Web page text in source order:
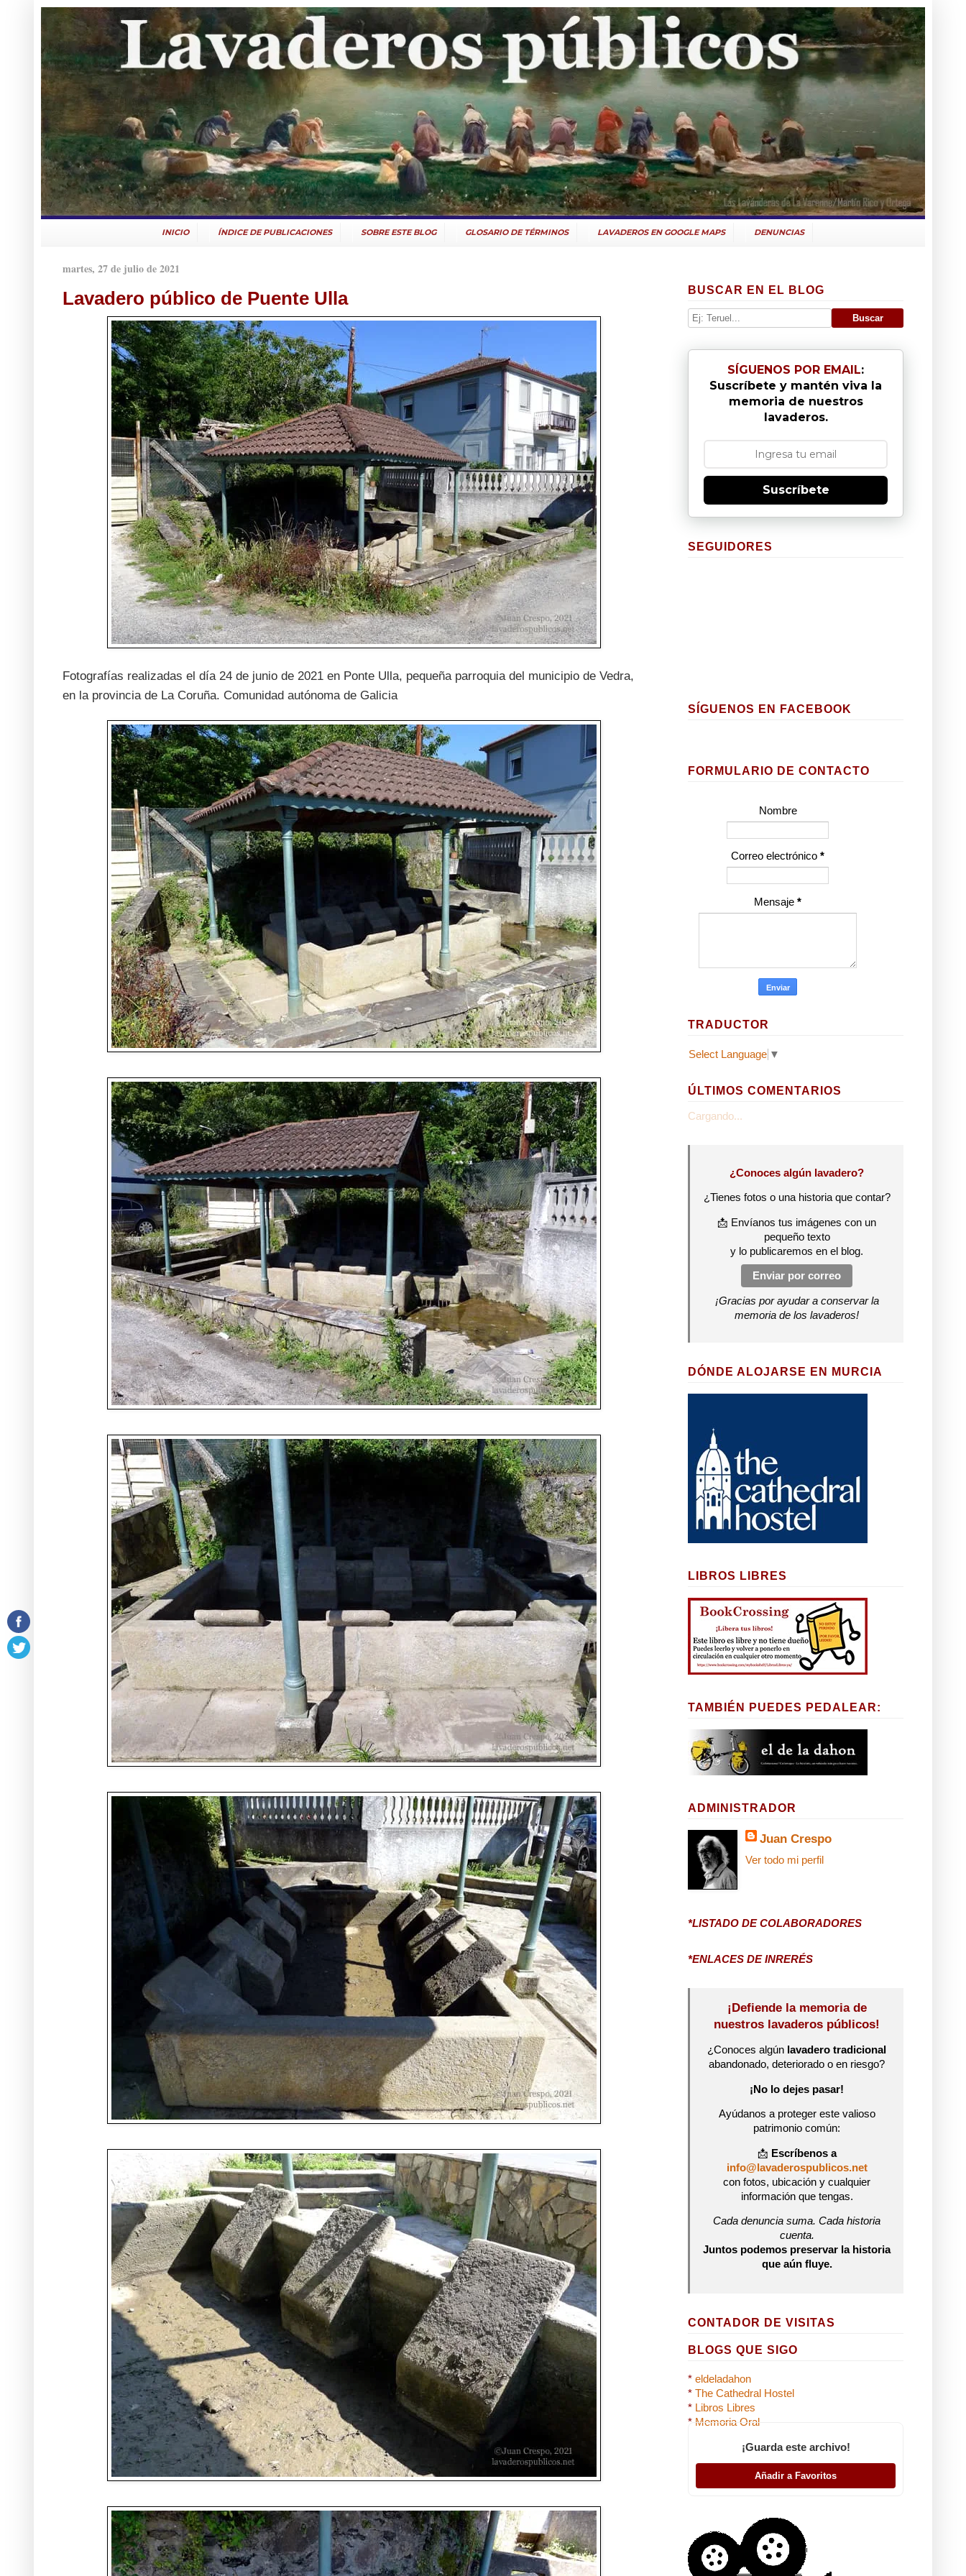
INICIO ÍNDICE DE PUBLICACIONES SOBRE ESTE BLOG GLOSARIO DE TÉRMINOS LAVADEROS EN GOOGLE MAPS DENUNCIAS
martes, 27 de julio de 2021
Lavadero público de Puente Ulla
Fotografías realizadas el día 24 de junio de 2021 en Ponte Ulla, pequeña parroquia del municipio de Vedra,
en la provincia de La Coruña. Comunidad autónoma de Galicia
BUSCAR EN EL BLOG
SÍGUENOS POR EMAIL:
Suscríbete y mantén viva la
memoria de nuestros
lavaderos.
Suscríbete
SEGUIDORES
SÍGUENOS EN FACEBOOK
FORMULARIO DE CONTACTO
Nombre
Correo electrónico *
Mensaje *
TRADUCTOR
Select Language ▼
ÚLTIMOS COMENTARIOS
Cargando...
¿Conoces algún lavadero?
¿Tienes fotos o una historia que contar?
📩 Envíanos tus imágenes con un
pequeño texto
y lo publicaremos en el blog.
Enviar por correo
¡Gracias por ayudar a conservar la
memoria de los lavaderos!
DÓNDE ALOJARSE EN MURCIA
LIBROS LIBRES
TAMBIÉN PUEDES PEDALEAR:
ADMINISTRADOR
Juan Crespo
Ver todo mi perfil
*LISTADO DE COLABORADORES
*ENLACES DE INRERÉS
¡Defiende la memoria de
nuestros lavaderos públicos!
¿Conoces algún lavadero tradicional
abandonado, deteriorado o en riesgo?
¡No lo dejes pasar!
Ayúdanos a proteger este valioso
patrimonio común:
📩 Escríbenos a
info@lavaderospublicos.net
con fotos, ubicación y cualquier
información que tengas.
Cada denuncia suma. Cada historia
cuenta.
Juntos podemos preservar la historia
que aún fluye.
CONTADOR DE VISITAS
BLOGS QUE SIGO
* eldeladahon
* The Cathedral Hostel
* Libros Libres
* Memoria Oral
¡Guarda este archivo!
Añadir a Favoritos